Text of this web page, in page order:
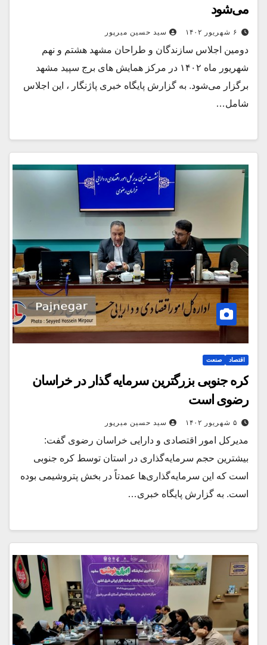
می‌شود
۶ شهریور ۱۴۰۲ سید حسین میرپور
دومین اجلاس سازندگان و طراحان مشهد هشتم و نهم
شهریور ماه ۱۴۰۲ در مرکز همایش های برج سپید مشهد
برگزار می‌شود. به گزارش پایگاه خبری پاژنگار ، این اجلاس
شامل…
اقتصاد صنعت
کره جنوبی بزرگترین سرمایه گذار در خراسان
رضوی است
۵ شهریور ۱۴۰۲ سید حسین میرپور
مدیرکل امور اقتصادی و دارایی خراسان رضوی گفت:
بیشترین حجم سرمایه‌گذاری در استان توسط کره جنوبی
است که این سرمایه‌گذاری‌ها عمدتاً در بخش پتروشیمی بوده
است. به گزارش پایگاه خبری…